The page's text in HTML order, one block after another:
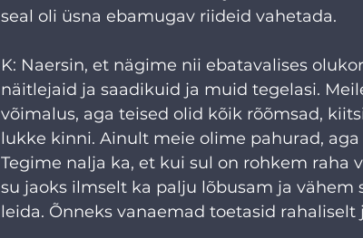
seal oli üsna ebamugav riideid vahetada.
K: Naersin, et nägime nii ebatavalises
näitlejaid ja saadikuid ja muid tegelasi.
võimalus, aga teised olid kõik rõõmsad,
lukke kinni. Ainult meie olime pahurad,
Tegime nalja ka, et kui sul on rohkem raha
su jaoks ilmselt ka palju lõbusam ja vähem
leida. Õnneks vanaemad toetasid